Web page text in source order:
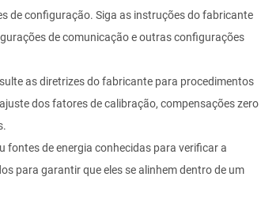
de configuração. Siga as instruções do fabricante
de comunicação e outras configurações
as diretrizes do fabricante para procedimentos
dos fatores de calibração, compensações zero
fontes de energia conhecidas para verificar a
para garantir que eles se alinhem dentro de um